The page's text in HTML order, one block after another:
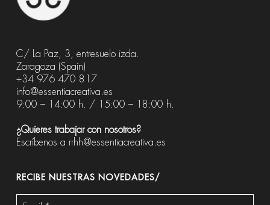
C/ La Paz, 3, entresuelo izda.
Zaragoza (Spain)
+34 976 470 817
info@essentiacreativa.es
9:00 – 14:00 h. / 15:00 – 18:00 h.
¿Quieres trabajar con nosotros?
Escríbenos a rrhh@essentiacreativa.es
RECIBE NUESTRAS NOVEDADES/